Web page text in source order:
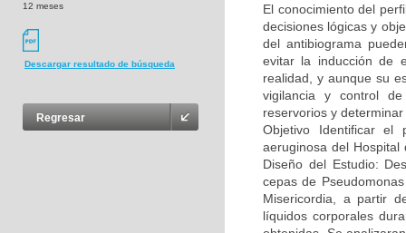
12 meses
Descargar resultado de búsqueda
Regresar
El conocimiento del
decisiones lógicas y
del antibiograma
evitar la inducción de
realidad, y aunque su
vigilancia y control
reservorios y
Objetivo Identificar el
aeruginosa del
Diseño del Estudio:
cepas de
Misericordia, a partir
líquidos corporales